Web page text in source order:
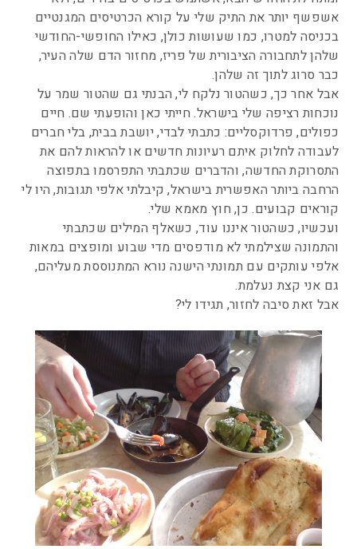
אשפשף יותר את התיק שלי על קורא הכרטיסים המגנטיים
בכניסה למטרו, כמו שעושות כולן, כאילו החופשי-החודשי
שלהן לתחבורה הציבורית של פריז, מחזור הדם שלה העיר,
כבר סרוג לתוך זה שלהן.
אבל אחר כך, כשהטור נלקח לי, הבנתי גם שהטור שמר על
נוכחות רציפה שלי בישראל. חייתי כאן והופעתי שם. חיים
כפולים, פרדוקסליים: כתבתי לבדי, יושבת בבית, בלי חברים
לעבודה לחלוק איתם רעיונות חדשים או להראות להם את
התסרוקת החדשה, והדברים שכתבתי התפרסמו בתפוצה
הרחבה ביותר האפשרית בישראל, קיבלתי אלפי תגובות, היו לי
קוראים קבועים. כן, חוץ מאמא שלי.
ועכשיו, כשהטור איננו עוד, כשאלף המילים שכתבתי
והתמונה שצילמתי לא מודפסים מדי שבוע ומופצים במאות
אלפי עותקים עם תמונתי הישנה נורא המתנוססת מעליהם,
גם אני קצת נעלמת.
אבל זאת סיבה לחזור, תגידו לי?